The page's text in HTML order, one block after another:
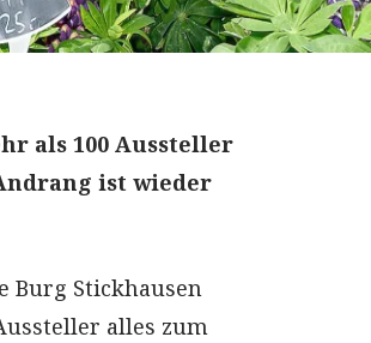
als 100 Aussteller
ist wieder
Burg Stickhausen
alles zum